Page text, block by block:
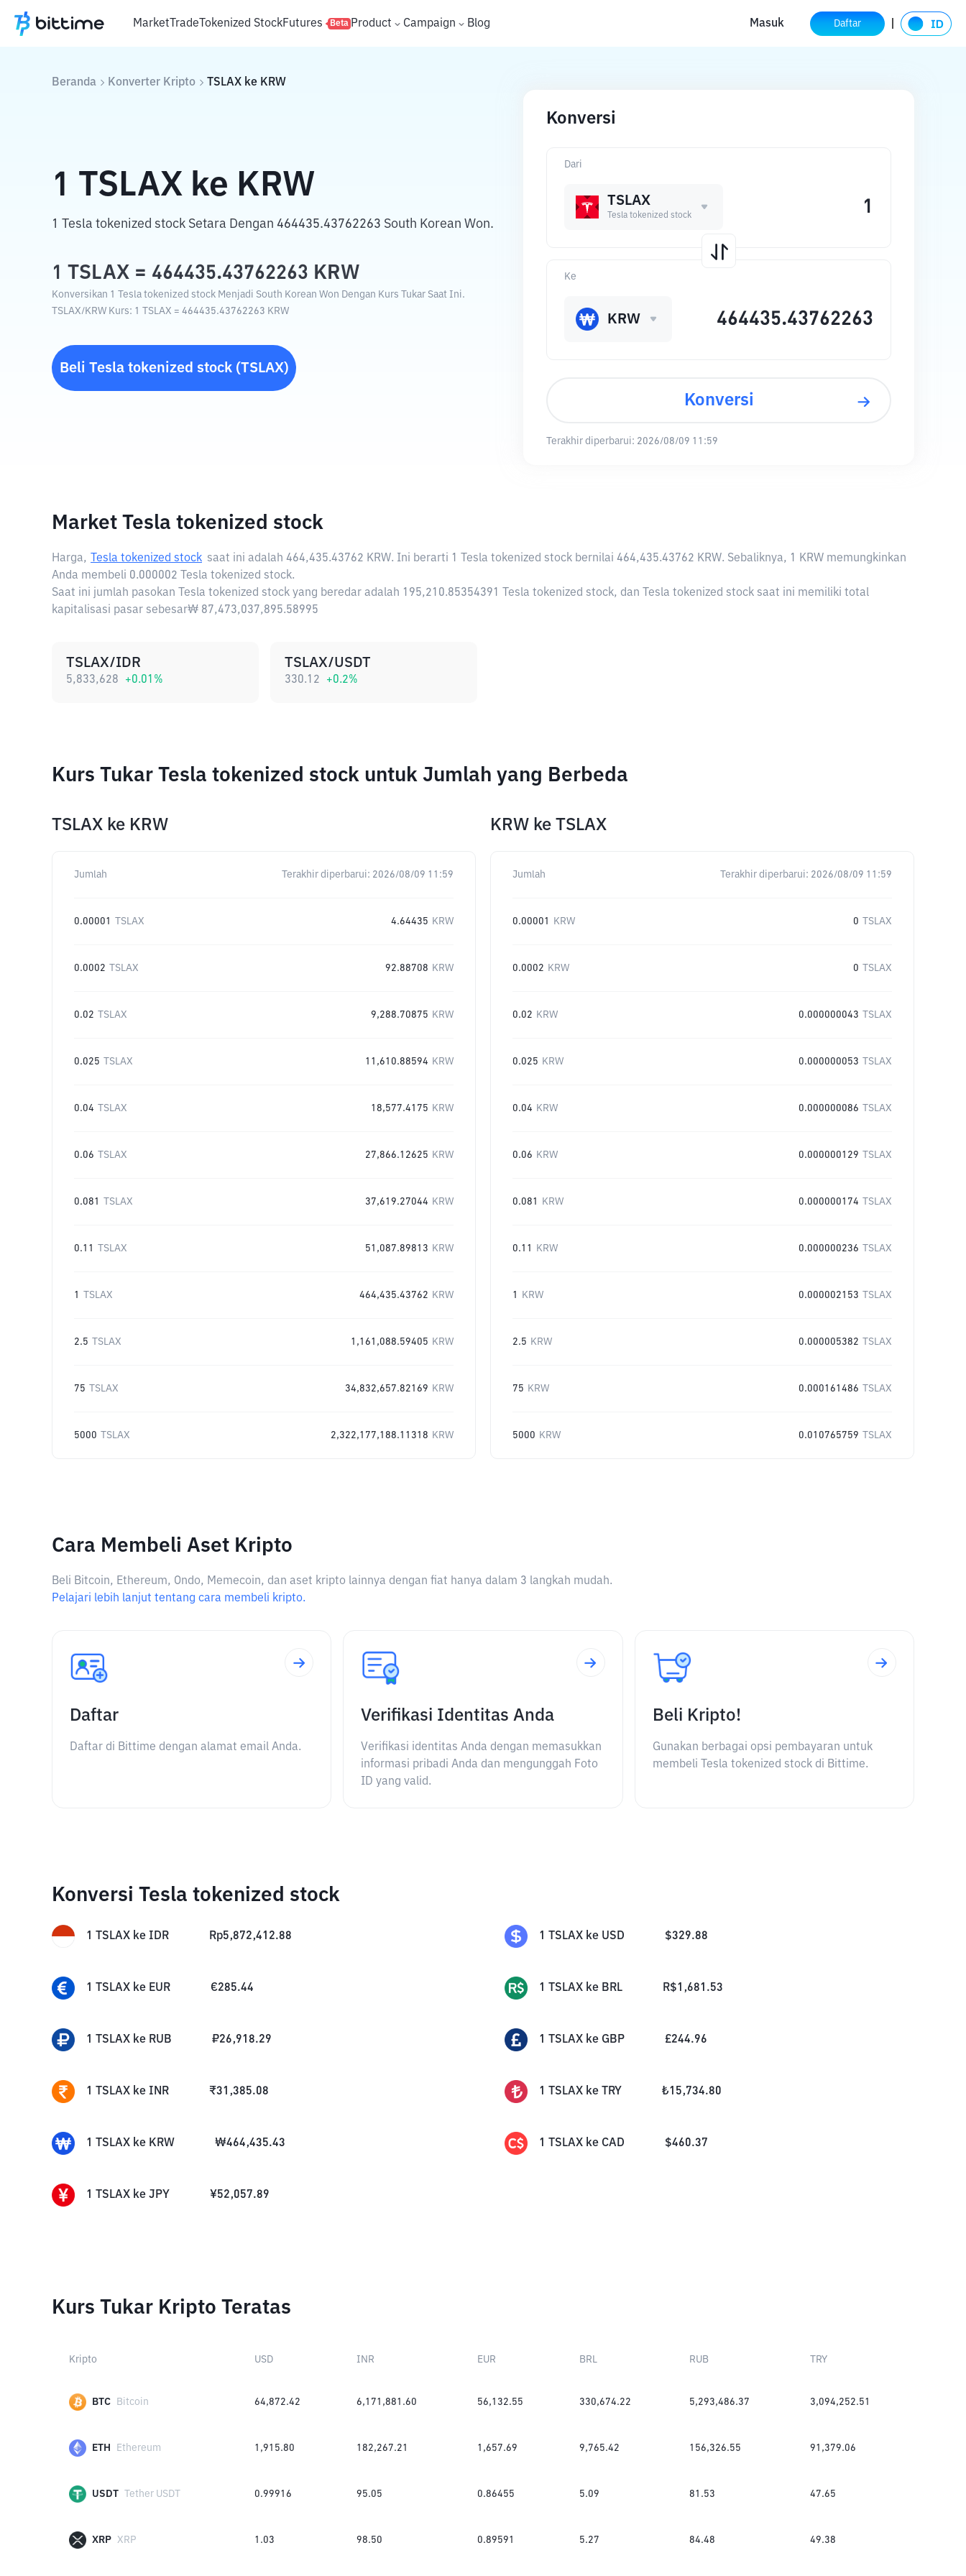
MarketTradeTokenized StockFutures Beta Product Campaign Blog Masuk Daftar
Beranda Konverter Kripto TSLAX ke KRW
1 TSLAX ke KRW
1 Tesla tokenized stock Setara Dengan 464435.43762263 South Korean Won.
1 TSLAX = 464435.43762263 KRW
Konversikan 1 Tesla tokenized stock Menjadi South Korean Won Dengan Kurs Tukar Saat Ini.
TSLAX/KRW Kurs: 1 TSLAX = 464435.43762263 KRW
Beli Tesla tokenized stock(TSLAX)
Konversi
Dari
TSLAX
Tesla tokenized stock
Ke
KRW
Konversi
Terakhir diperbarui: 2026/08/09 11:59
Market Tesla tokenized stock
Harga, Tesla tokenized stock saat ini adalah 464,435.43762 KRW. Ini berarti 1 Tesla tokenized stock bernilai 464,435.43762 KRW. Sebaliknya, 1 KRW memungkinkan
Anda membeli 0.000002 Tesla tokenized stock.
Saat ini jumlah pasokan Tesla tokenized stock yang beredar adalah 195,210.85354391 Tesla tokenized stock, dan Tesla tokenized stock saat ini memiliki total
kapitalisasi pasar sebesar₩ 87,473,037,895.58995
TSLAX/IDR
5,833,628 +0.01 %
TSLAX/USDT
330.12 +0.2%
Kurs Tukar Tesla tokenized stock untuk Jumlah yang Berbeda
TSLAX ke KRW
Jumlah Terakhir diperbarui: 2026/08/09 11:59
0.00001 TSLAX 4.64435 KRW
0.0002 TSLAX 92.88708 KRW
0.02 TSLAX 9,288.70875 KRW
0.025 TSLAX 11,610.88594 KRW
0.04 TSLAX 18,577.4175 KRW
0.06 TSLAX 27,866.12625 KRW
0.081 TSLAX 37,619.27044 KRW
0.11 TSLAX 51,087.89813 KRW
1 TSLAX 464,435.43762 KRW
2.5 TSLAX 1,161,088.59405 KRW
75 TSLAX 34,832,657.82169 KRW
5000 TSLAX 2,322,177,188.11318 KRW
KRW ke TSLAX
Jumlah Terakhir diperbarui: 2026/08/09 11:59
0.00001 KRW 0 TSLAX
0.0002 KRW 0 TSLAX
0.02 KRW 0.000000043 TSLAX
0.025 KRW 0.000000053 TSLAX
0.04 KRW 0.000000086 TSLAX
0.06 KRW 0.000000129 TSLAX
0.081 KRW 0.000000174 TSLAX
0.11 KRW 0.000000236 TSLAX
1 KRW 0.000002153 TSLAX
2.5 KRW 0.000005382 TSLAX
75 KRW 0.000161486 TSLAX
5000 KRW 0.010765759 TSLAX
Cara Membeli Aset Kripto
Beli Bitcoin, Ethereum, Ondo, Memecoin, dan aset kripto lainnya dengan fiat hanya dalam 3 langkah mudah.
Pelajari lebih lanjut tentang cara membeli kripto.
Daftar
Daftar di Bittime dengan alamat email Anda.
Verifikasi Identitas Anda
Verifikasi identitas Anda dengan memasukkan
informasi pribadi Anda dan mengunggah Foto
ID yang valid.
Beli Kripto!
Gunakan berbagai opsi pembayaran untuk
membeli Tesla tokenized stock di Bittime.
Konversi Tesla tokenized stock
1 TSLAX ke IDR Rp5,872,412.88 1 TSLAX ke USD $329.88
1 TSLAX ke EUR €285.44 1 TSLAX ke BRL R$1,681.53
1 TSLAX ke RUB ₽26,918.29 1 TSLAX ke GBP £244.96
1 TSLAX ke INR ₹31,385.08 1 TSLAX ke TRY ₺15,734.80
1 TSLAX ke KRW ₩464,435.43 1 TSLAX ke CAD $460.37
1 TSLAX ke JPY ¥52,057.89
Kurs Tukar Kripto Teratas
Kripto USD INR EUR BRL RUB TRY
BTC Bitcoin 64,872.42 6,171,881.60 56,132.55 330,674.22 5,293,486.37 3,094,252.51
ETH Ethereum 1,915.80 182,267.21 1,657.69 9,765.42 156,326.55 91,379.06
USDT Tether USDT 0.99916 95.05 0.86455 5.09 81.53 47.65
XRP XRP 1.03 98.50 0.89591 5.27 84.48 49.38